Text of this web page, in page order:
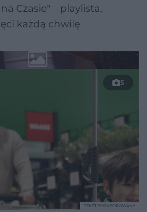
Czasie" – playlista,
każdą chwilę
5
TEKST SPONSOROWANY